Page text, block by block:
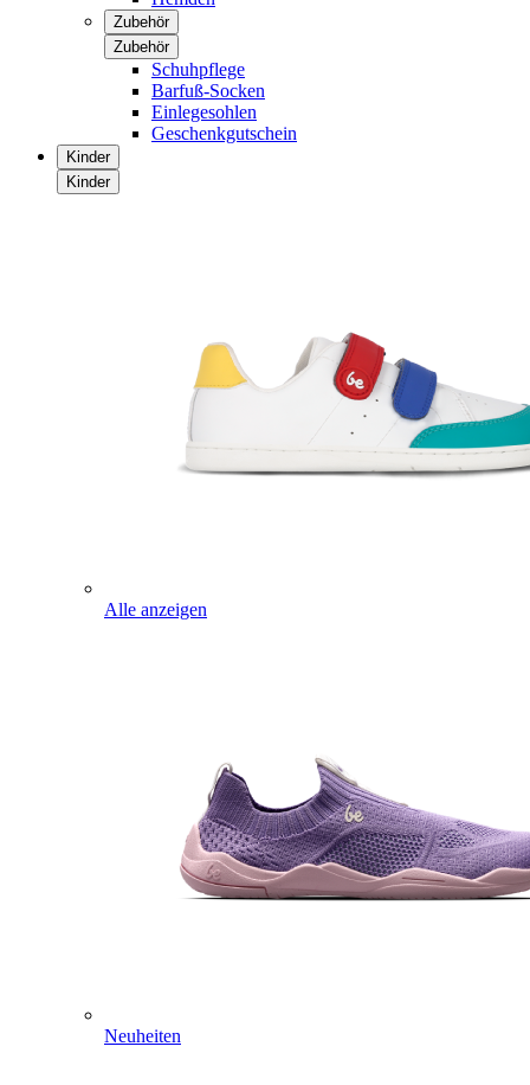
Zubehör
Zubehör
Schuhpflege
Barfuß-Socken
Einlegesohlen
Geschenkgutschein
Kinder
Kinder
Alle anzeigen
Neuheiten